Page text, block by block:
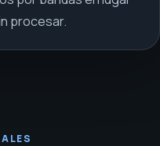
procesar.